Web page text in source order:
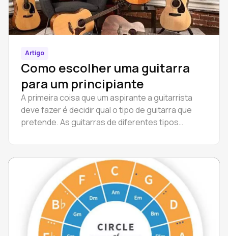
Artigo
Como escolher uma guitarra
para um principiante
A primeira coisa que um aspirante a guitarrista
deve fazer é decidir qual o tipo de guitarra que
pretende. As guitarras de diferentes tipos